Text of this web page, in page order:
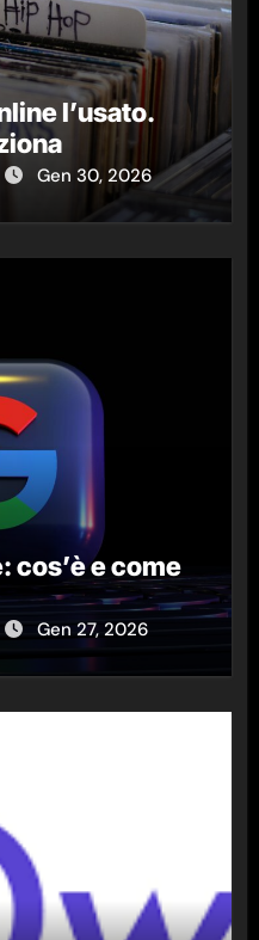
l’usato.
Gen 30, 2026
cos’è e come
Gen 27, 2026